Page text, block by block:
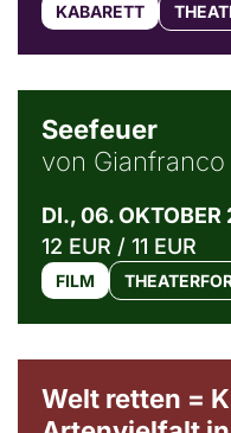
KABARETT
Seefeuer
von Gianfranco
DI., 06. OKTOBER
12 EUR / 11 EUR
FILM
Welt retten =